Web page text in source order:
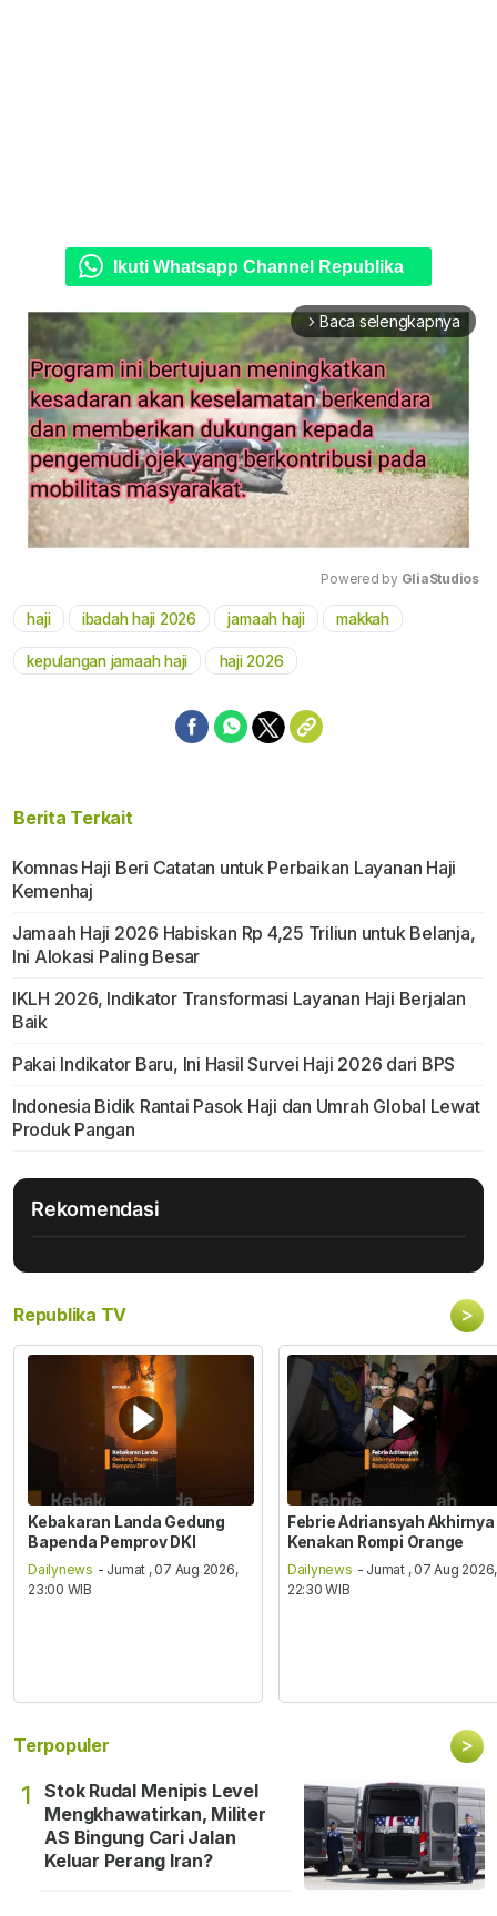
Ikuti Whatsapp Channel Republika
arrow_forward_ios Baca selengkapnya
Powered by GliaStudios
haji ibadah haji 2026 jamaah haji makkah
kepulangan jamaah haji haji 2026
Berita Terkait
Komnas Haji Beri Catatan untuk Perbaikan Layanan Haji
Kemenhaj
Jamaah Haji 2026 Habiskan Rp 4,25 Triliun untuk Belanja,
Ini Alokasi Paling Besar
IKLH 2026, Indikator Transformasi Layanan Haji Berjalan
Baik
Pakai Indikator Baru, Ini Hasil Survei Haji 2026 dari BPS
Indonesia Bidik Rantai Pasok Haji dan Umrah Global Lewat
Produk Pangan
Rekomendasi
Republika TV >
Kebakaran Landa Gedung
Bapenda Pemprov DKI
Dailynews - Jumat , 07 Aug 2026,
23:00 WIB
Febrie Adriansyah Akhirnya
Kenakan Rompi Orange
Dailynews - Jumat , 07 Aug 2026,
22:30 WIB
Terpopuler >
1
Stok Rudal Menipis Level
Mengkhawatirkan, Militer
AS Bingung Cari Jalan
Keluar Perang Iran?